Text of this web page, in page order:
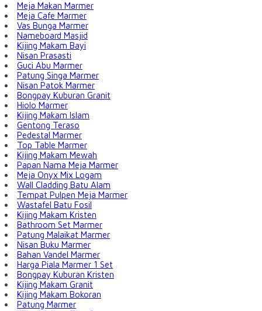
Meja Makan Marmer
Meja Cafe Marmer
Vas Bunga Marmer
Nameboard Masjid
Kijing Makam Bayi
Nisan Prasasti
Guci Abu Marmer
Patung Singa Marmer
Nisan Patok Marmer
Bongpay Kuburan Granit
Hiolo Marmer
Kijing Makam Islam
Gentong Teraso
Pedestal Marmer
Top Table Marmer
Kijing Makam Mewah
Papan Nama Meja Marmer
Meja Onyx Mix Logam
Wall Cladding Batu Alam
Tempat Pulpen Meja Marmer
Wastafel Batu Fosil
Kijing Makam Kristen
Bathroom Set Marmer
Patung Malaikat Marmer
Nisan Buku Marmer
Bahan Vandel Marmer
Harga Piala Marmer 1 Set
Bongpay Kuburan Kristen
Kijing Makam Granit
Kijing Makam Bokoran
Patung Marmer